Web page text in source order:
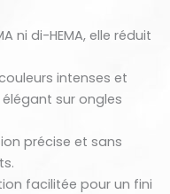
ni di-HEMA, elle réduit
intenses et
sur ongles
précise et sans
facilitée pour un fini